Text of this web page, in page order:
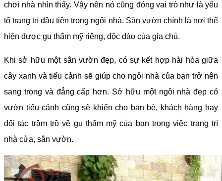
chơi nhà nhìn thấy. Vậy nên nó cũng đóng vai trò như là yếu
tố trang trí đầu tiên trong ngôi nhà. Sân vườn chính là nơi thể
hiện được gu thẩm mỹ riêng, độc đáo của gia chủ.
Khi sở hữu một sân vườn đẹp, có sự kết hợp hài hòa giữa
cây xanh và tiểu cảnh sẽ giúp cho ngôi nhà của bạn trở nên
sang trọng và đẳng cấp hơn. Sở hữu một ngôi nhà đẹp có
vườn tiểu cảnh cũng sẽ khiến cho bạn bè, khách hàng hay
đối tác trầm trồ về gu thẩm mỹ của bạn trong việc trang trí
nhà cửa, sân vườn.